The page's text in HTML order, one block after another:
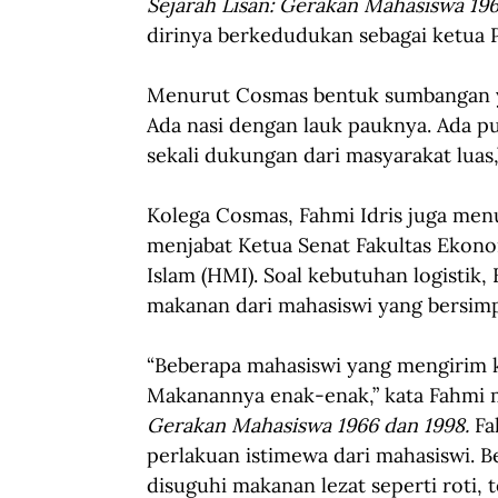
dirinya berkedudukan sebagai
Menurut Cosmas bentuk
Ada nasi dengan lauk pauknya. Ada
sekali dukungan dari masyarakat
Kolega Cosmas, Fahmi Idris juga
menjabat Ketua Senat Fakultas
Islam (HMI). Soal kebutuhan
makanan dari mahasiswi yang
“Beberapa mahasiswi yang
Makanannya enak-enak,” kata Fahmi
Gerakan Mahasiswa 1966 dan 1998.
perlakuan istimewa dari mahasiswi.
disuguhi makanan lezat seperti roti,